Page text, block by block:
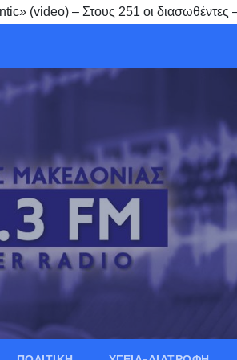
(video) – Στους 251 οι